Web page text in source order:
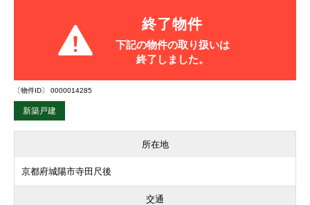
終了物件
下記の物件の取り扱いは
終了しました。
〔物件ID〕 0000014285
新築戸建
所在地
京都府城陽市寺田尺後
交通